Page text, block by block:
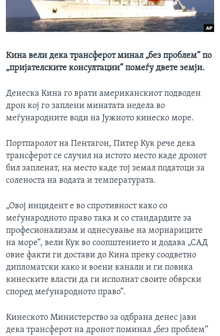
ИНТЕРВЈУА
Јазици
Кина вели дека трансферот минал „без проблем“ по
„пријателските консултации“ помеѓу двете земји.
Денеска Кина го врати американскиот подводен
дрон кој го заплени минатата недела во
меѓународните води на Јужното кинеско море.
Портпаролот на Пентагон, Питер Кук рече дека
трансферот се случил на истото место каде дронот
бил запленат, на место каде тој земал податоци за
соленоста на водата и температурата.
„Овој инцидент е во спротивност како со
меѓународното право така и со стандардите за
професионализам и однесување на морнариците
на море“, вели Кук во соопштението и додава „САД
овие факти ги достави до Кина преку соодветно
дипломатски како и воени канали и ги повика
кинеските власти да ги исполнат своите обврски
според меѓународното право“.
Кинеското Министерство за одбрана денес јави
дека трансферот на дронот поминал „без проблем“